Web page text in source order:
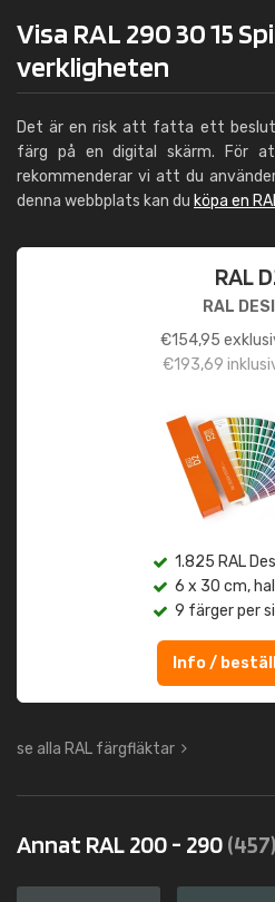
Visa RAL 290 30 15
verkligheten
Det är en risk att fatta ett beslut
färg på en digital skärm. För
rekommenderar vi att du
denna webbplats kan du köpa en
RAL
RAL
€154,95
€193,69
1.825 RAL
6 x 30 cm,
9 färger per
Info /
se alla RAL färgfläktar
Annat RAL 200 - 290(457)